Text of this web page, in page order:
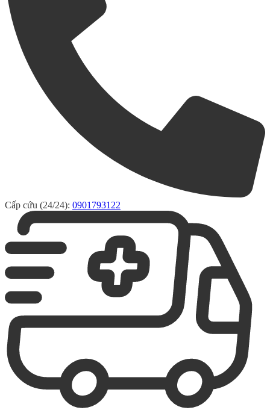
Cấp cứu (24/24): 0901793122